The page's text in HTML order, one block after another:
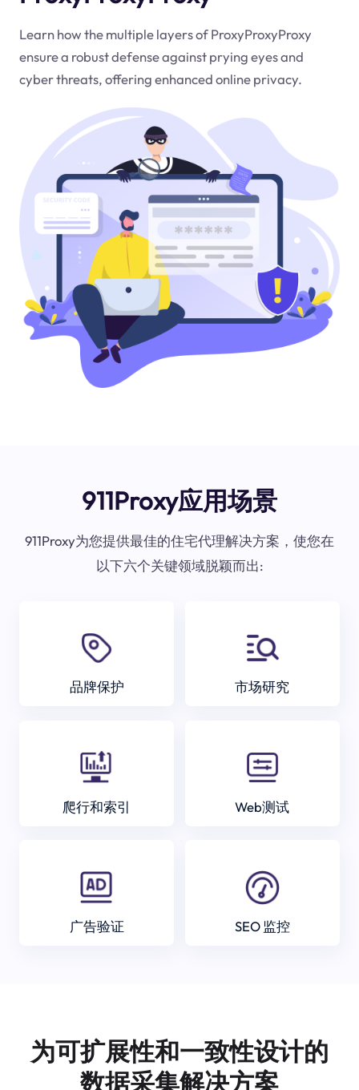
Learn how the multiple layers of ProxyProxyProxy
ensure a robust defense against prying eyes and
cyber threats, offering enhanced online privacy.
911Proxy应用场景
911Proxy为您提供最佳的住宅代理解决方案，使您在
以下六个关键领域脱颖而出:
品牌保护 市场研究
爬行和索引 Web测试
广告验证 SEO 监控
为可扩展性和一致性设计的
数据采集解决方案